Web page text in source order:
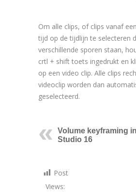
Om alle clips, of clips vanaf
tijd op de tijdlijn te selecteren
verschillende sporen staan,
crtl + shift toets ingedrukt en
op een video clip. Alle clips
videoclip worden dan
geselecteerd.
Volume keyframing
Studio 16
Post
Views: